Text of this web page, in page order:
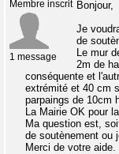
Membre inscrit
1 message
Bonjour,
Je
de
Le mur
2m de
conséquente et
extrémité et 40 cm
parpaings de 10cm
La Mairie OK pour
Ma question est,
de soutènement ou
Merci de votre aide.